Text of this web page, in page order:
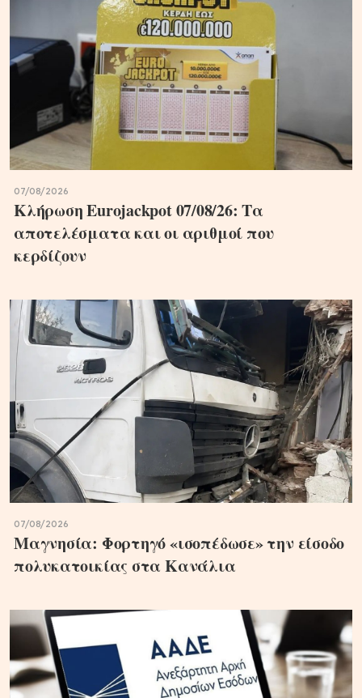
07/08/2026
Κλήρωση Eurojackpot 07/08/26: Τα
αποτελέσματα και οι αριθμοί που
κερδίζουν
07/08/2026
Μαγνησία: Φορτηγό «ισοπέδωσε» την είσοδο
πολυκατοικίας στα Κανάλια